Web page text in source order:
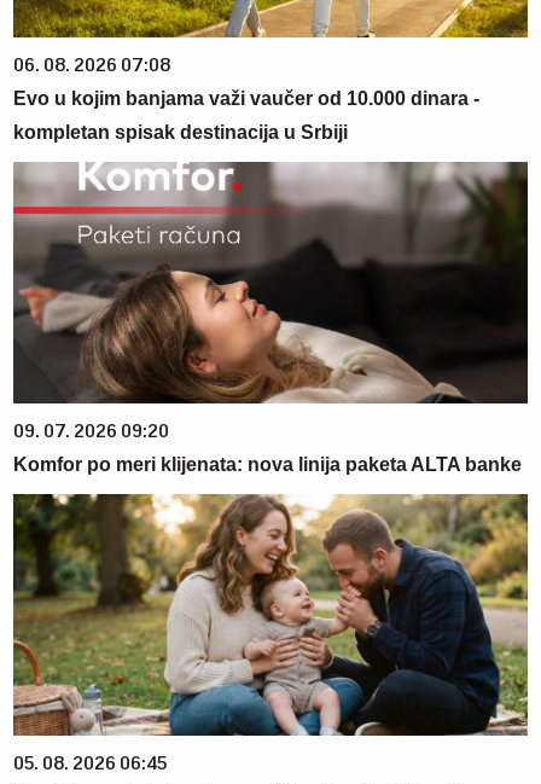
06. 08. 2026 07:08
Evo u kojim banjama važi vaučer od 10.000 dinara -
kompletan spisak destinacija u Srbiji
09. 07. 2026 09:20
Komfor po meri klijenata: nova linija paketa ALTA banke
05. 08. 2026 06:45